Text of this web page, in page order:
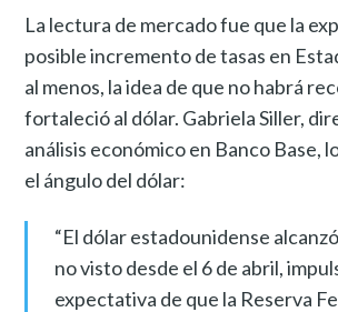
La lectura de mercado fue que la
posible incremento de tasas en
al menos, la idea de que no habrá
fortaleció al dólar. Gabriela Siller,
análisis económico en Banco Base,
el ángulo del dólar:
“El dólar estadounidense
no visto desde el 6 de abril,
expectativa de que la Reserva